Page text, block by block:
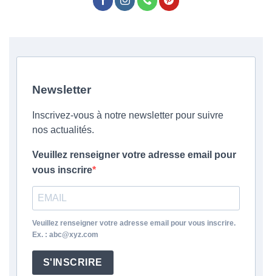
Newsletter
Inscrivez-vous à notre newsletter pour suivre
nos actualités.
Veuillez renseigner votre adresse email pour
vous inscrire
Veuillez renseigner votre adresse email pour vous inscrire.
Ex. : abc@xyz.com
S'INSCRIRE